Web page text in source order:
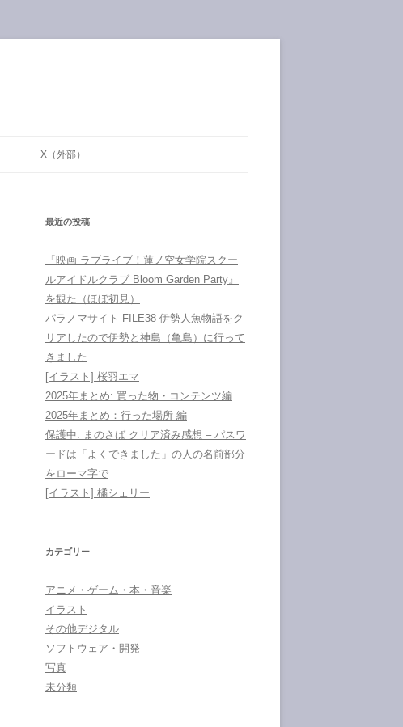
X（外部）
最近の投稿
『映画 ラブライブ！蓮ノ空女学院スクー
ルアイドルクラブ Bloom Garden Party』
を観た（ほぼ初見）
パラノマサイト FILE38 伊勢人魚物語をク
リアしたので伊勢と神島（亀島）に行って
きました
[イラスト] 桜羽エマ
2025年まとめ: 買った物・コンテンツ編
2025年まとめ：行った場所 編
保護中: まのさば クリア済み感想 – パスワ
ードは「よくできました」の人の名前部分
をローマ字で
[イラスト] 橘シェリー
カテゴリー
アニメ・ゲーム・本・音楽
イラスト
その他デジタル
ソフトウェア・開発
写真
未分類